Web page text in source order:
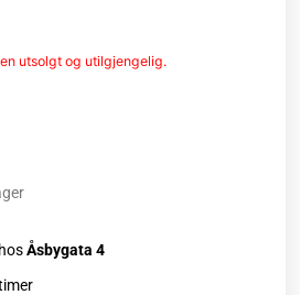
utsolgt og utilgjengelig.
Åsbygata 4